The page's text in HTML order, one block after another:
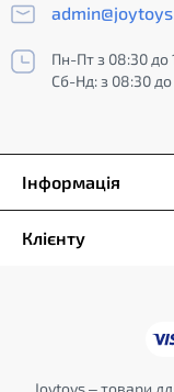
Пн-Пт з 08:30 до
Сб-Нд: з 08:30 до
Інформація
Клієнту